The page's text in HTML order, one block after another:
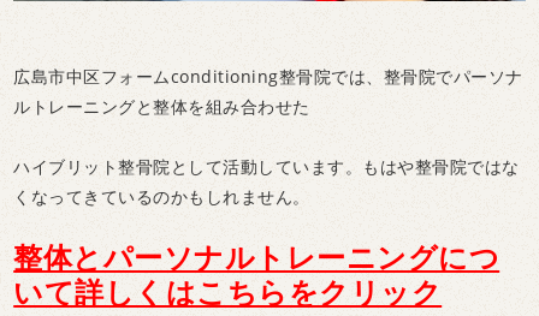
広島市中区フォームconditioning整骨院では、整骨院でパーソナ
ルトレーニングと整体を組み合わせた
ハイブリット整骨院として活動しています。もはや整骨院ではな
くなってきているのかもしれません。
整体とパーソナルトレーニングにつ
いて詳しくはこちらをクリック